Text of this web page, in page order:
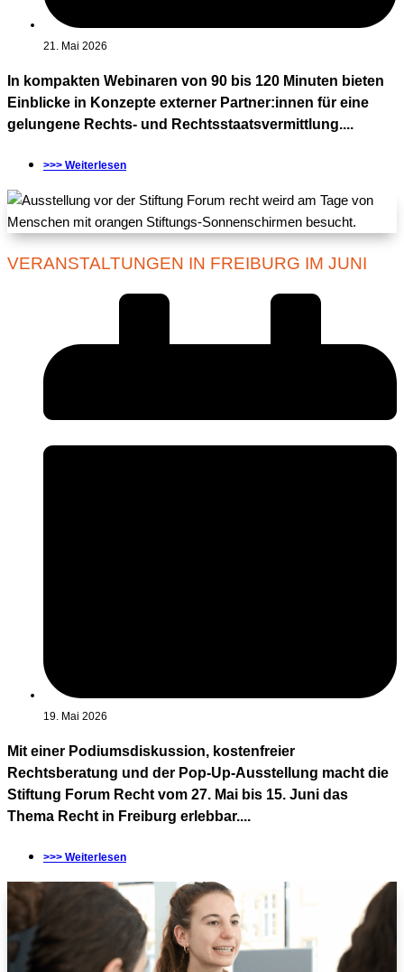
21. Mai 2026
In kompakten Webinaren von 90 bis 120 Minuten bieten
Einblicke in Konzepte externer Partner:innen für eine
gelungene Rechts- und Rechtsstaatsvermittlung....
>>> Weiterlesen
VERANSTALTUNGEN IN FREIBURG IM JUNI
19. Mai 2026
Mit einer Podiumsdiskussion, kostenfreier
Rechtsberatung und der Pop-Up-Ausstellung macht die
Stiftung Forum Recht vom 27. Mai bis 15. Juni das
Thema Recht in Freiburg erlebbar....
>>> Weiterlesen